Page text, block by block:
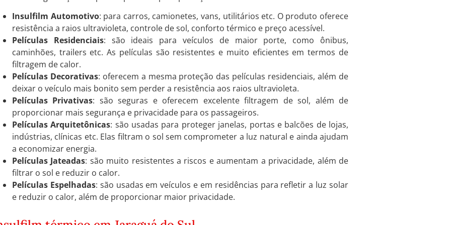
Insulfilm Automotivo: para carros, camionetes, vans, utilitários etc. O produto oferece
resistência a raios ultravioleta, controle de sol, conforto térmico e preço acessível.
Películas Residenciais: são ideais para veículos de maior porte, como ônibus,
caminhões, trailers etc. As películas são resistentes e muito eficientes em termos de
filtragem de calor.
Películas Decorativas: oferecem a mesma proteção das películas residenciais, além de
deixar o veículo mais bonito sem perder a resistência aos raios ultravioleta.
Películas Privativas: são seguras e oferecem excelente filtragem de sol, além de
proporcionar mais segurança e privacidade para os passageiros.
Películas Arquitetônicas: são usadas para proteger janelas, portas e balcões de lojas,
indústrias, clínicas etc. Elas filtram o sol sem comprometer a luz natural e ainda ajudam
a economizar energia.
Películas Jateadas: são muito resistentes a riscos e aumentam a privacidade, além de
filtrar o sol e reduzir o calor.
Películas Espelhadas: são usadas em veículos e em residências para refletir a luz solar
e reduzir o calor, além de proporcionar maior privacidade.